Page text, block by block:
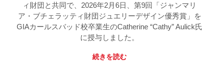
ィ財団と共同で、2026年2月6日、第9回「ジャンマリ
ア・ブチェラッティ財団ジュエリーデザイン優秀賞」を
GIAカールスバッド校卒業生のCatherine “Cathy” Aulick氏
に授与しました。
続きを読む